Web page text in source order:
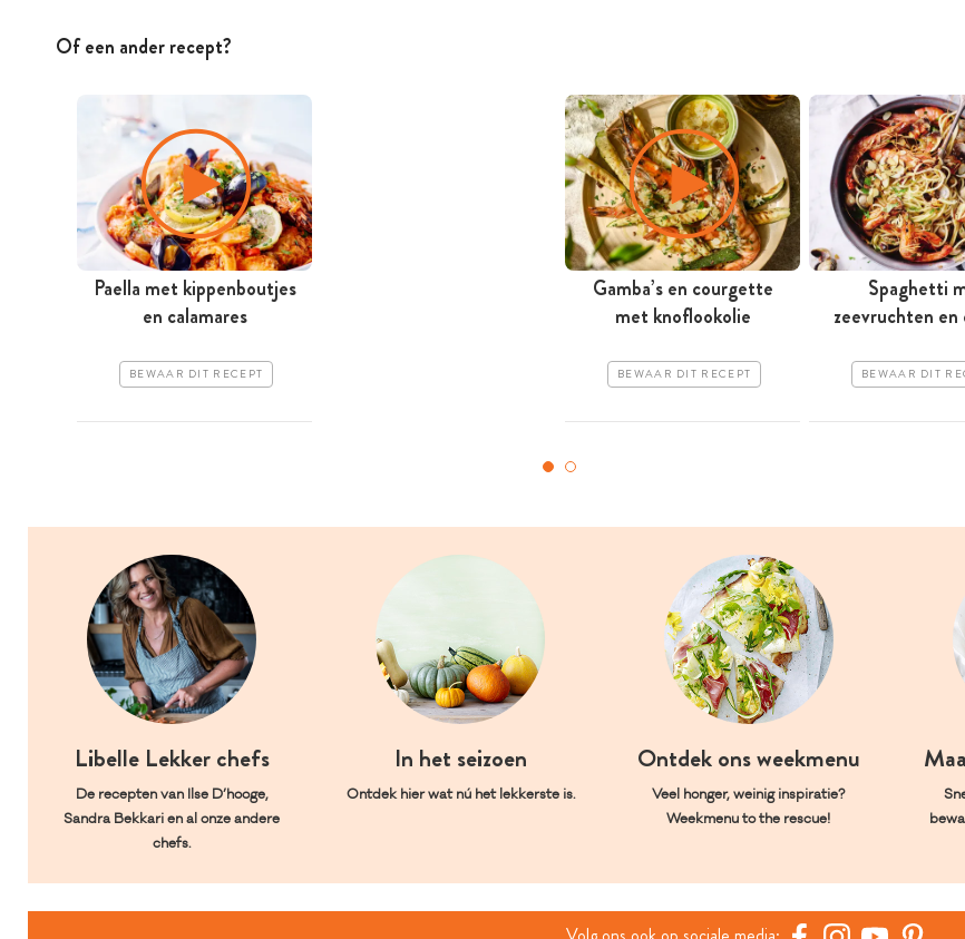
Of een ander recept?
Paella met kippenboutjes
en calamares
BEWAAR DIT RECEPT
Gamba’s en courgette
met knoflookolie
BEWAAR DIT RECEPT
Spaghetti
zeevruchten en
BEWAAR DIT
Libelle Lekker chefs
De recepten van Ilse D’hooge,
Sandra Bekkari en al onze andere
chefs.
In het seizoen
Ontdek hier wat nú het lekkerste is.
Ontdek ons weekmenu
Veel honger, weinig inspiratie?
Weekmenu to the rescue!